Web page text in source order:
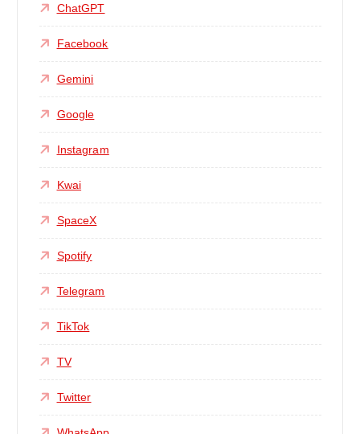
ChatGPT
Facebook
Gemini
Google
Instagram
Kwai
SpaceX
Spotify
Telegram
TikTok
TV
Twitter